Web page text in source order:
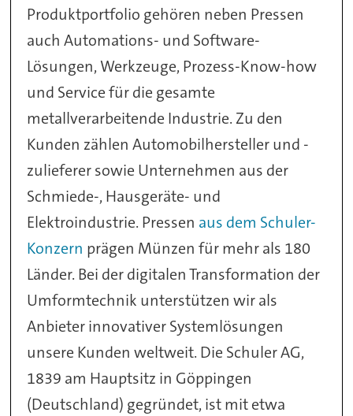
Produktportfolio gehören neben Pressen
auch Automations- und Software-
Lösungen, Werkzeuge, Prozess-Know-how
und Service für die gesamte
metallverarbeitende Industrie. Zu den
Kunden zählen Automobilhersteller und -
zulieferer sowie Unternehmen aus der
Schmiede-, Hausgeräte- und
Elektroindustrie. Pressen aus dem Schuler-
Konzern prägen Münzen für mehr als 180
Länder. Bei der digitalen Transformation der
Umformtechnik unterstützen wir als
Anbieter innovativer Systemlösungen
unsere Kunden weltweit. Die Schuler AG,
1839 am Hauptsitz in Göppingen
(Deutschland) gegründet, ist mit etwa